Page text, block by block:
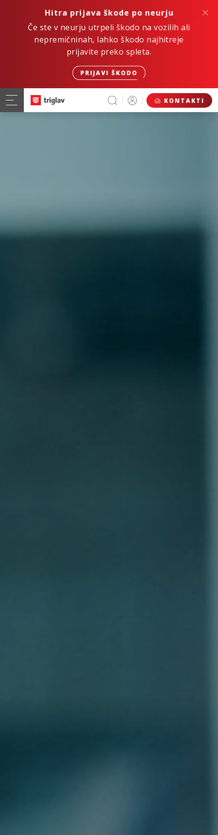
Hitra prijava škode po neurju
Če ste v neurju utrpeli škodo na vozilih ali
nepremičninah, lahko škodo najhitreje
prijavite preko spleta.
PRIJAVI ŠKODO
KONTAKTI